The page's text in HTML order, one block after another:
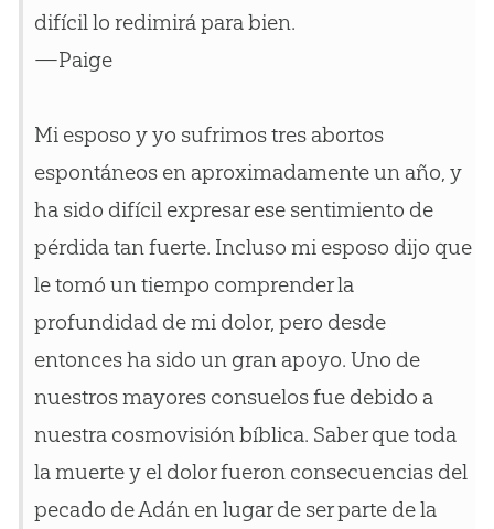
difícil lo redimirá para bien.
—Paige
Mi esposo y yo sufrimos tres abortos
espontáneos en aproximadamente un año, y
ha sido difícil expresar ese sentimiento de
pérdida tan fuerte. Incluso mi esposo dijo que
le tomó un tiempo comprender la
profundidad de mi dolor, pero desde
entonces ha sido un gran apoyo. Uno de
nuestros mayores consuelos fue debido a
nuestra cosmovisión bíblica. Saber que toda
la muerte y el dolor fueron consecuencias del
pecado de Adán en lugar de ser parte de la